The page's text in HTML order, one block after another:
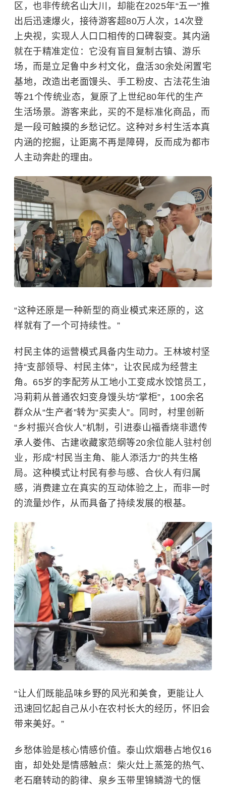
区，也非传统名山大川，却能在2025年“五一”推
出后迅速爆火，接待游客超80万人次，14次登
上央视，实现人人口口相传的口碑裂变。其内涵
就在于精准定位：它没有盲目复制古镇、游乐
场，而是立足鲁中乡村文化，盘活30余处闲置宅
基地，改造出老面馒头、手工粉皮、古法花生油
等21个传统业态，复原了上世纪80年代的生产
生活场景。游客来此，买的不是标准化商品，而
是一段可触摸的乡愁记忆。这种对乡村生活本真
内涵的挖掘，让距离不再是障碍，反而成为都市
人主动奔赴的理由。
“这种还原是一种新型的商业模式来还原的，这
样就有了一个可持续性。”
村民主体的运营模式具备内生动力。王林坡村坚
持“支部领导、村民主体”，让农民成为经营主
角。65岁的李配芳从工地小工变成水饺馆员工，
冯莉莉从普通农妇变身馒头坊“掌柜”，100余名
群众从“生产者”转为“买卖人”。同时，村里创新
“乡村振兴合伙人”机制，引进泰山福香烧非遗传
承人娄伟、古建收藏家范纲等20余位能人驻村创
业，形成“村民当主角、能人添活力”的共生格
局。这种模式让村民有参与感、合伙人有归属
感，消费建立在真实的互动体验之上，而非一时
的流量炒作，从而具备了持续发展的根基。
“让人们既能品味乡野的风光和美食，更能让人
迅速回忆起自己从小在农村长大的经历，怀旧会
带来美好。”
乡愁体验是核心情感价值。泰山炊烟巷占地仅16
亩，却处处是情感触点：柴火灶上蒸笼的热气、
老石磨转动的韵律、泉乡玉带里锦鳞游弋的惬